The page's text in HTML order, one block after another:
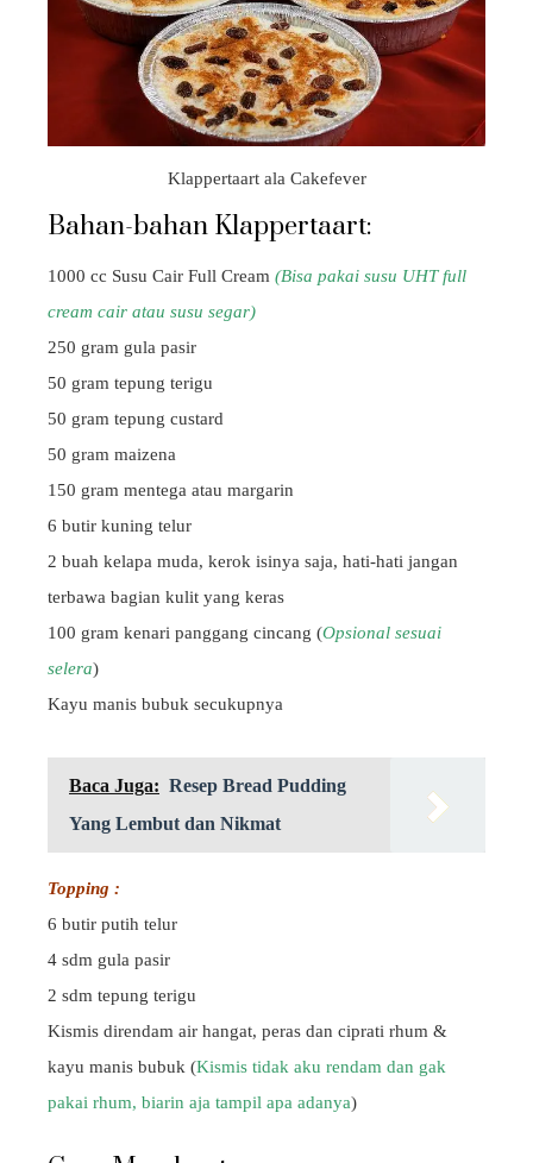
Klappertaart ala Cakefever
Bahan-bahan Klappertaart:
1000 cc Susu Cair Full Cream (Bisa pakai susu UHT full
cream cair atau susu segar)
250 gram gula pasir
50 gram tepung terigu
50 gram tepung custard
50 gram maizena
150 gram mentega atau margarin
6 butir kuning telur
2 buah kelapa muda, kerok isinya saja, hati-hati jangan
terbawa bagian kulit yang keras
100 gram kenari panggang cincang (Opsional sesuai
selera)
Kayu manis bubuk secukupnya
Baca Juga: Resep Bread Pudding
Yang Lembut dan Nikmat
Topping :
6 butir putih telur
4 sdm gula pasir
2 sdm tepung terigu
Kismis direndam air hangat, peras dan ciprati rhum &
kayu manis bubuk (Kismis tidak aku rendam dan gak
pakai rhum, biarin aja tampil apa adanya)